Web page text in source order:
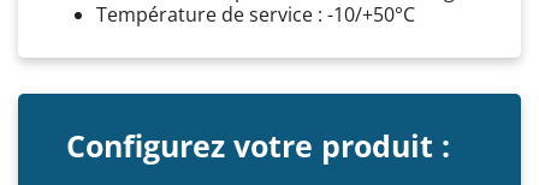
Température de service : -10/+50°C
Configurez votre produit :